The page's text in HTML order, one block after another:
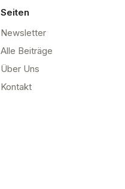
Seiten
Newsletter
Alle Beiträge
Über Uns
Kontakt